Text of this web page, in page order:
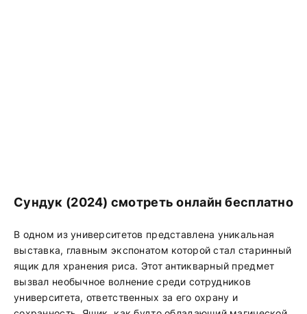
Сундук (2024) смотреть онлайн бесплатно
В одном из университетов представлена уникальная
выставка, главным экспонатом которой стал старинный
ящик для хранения риса. Этот антикварный предмет
вызвал необычное волнение среди сотрудников
университета, ответственных за его охрану и